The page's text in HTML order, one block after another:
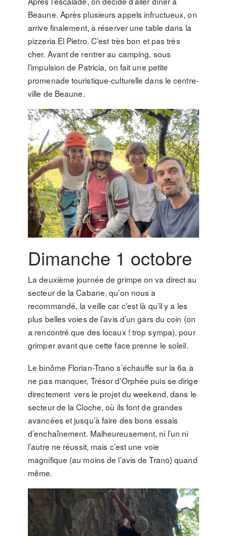
Beaune. Après plusieurs appels infructueux, on
arrive finalement, à réserver une table dans la
pizzeria El Pietro. C’est très bon et pas très
cher. Avant de rentrer au camping, sous
l’impulsion de Patricia, on fait une petite
promenade touristique-culturelle dans le centre-
ville de Beaune.
Dimanche 1 octobre
La deuxième journée de grimpe on va direct au
secteur de la Cabane, qu’on nous a
recommandé, la veille car c’est là qu’il y a les
plus belles voies de l’avis d’un gars du coin (on
a rencontré que des locaux ! trop sympa), pour
grimper avant que cette face prenne le soleil.
Le binôme Florian-Trano s’échauffe sur la 6a à
ne pas manquer, Trésor d’Orphée puis se dirige
directement vers le projet du weekend, dans le
secteur de la Cloche, où ils font de grandes
avancées et jusqu’à faire des bons essais
d’enchaînement. Malheureusement, ni l’un ni
l’autre ne réussit, mais c’est une voie
magnifique (au moins de l’avis de Trano) quand
même.